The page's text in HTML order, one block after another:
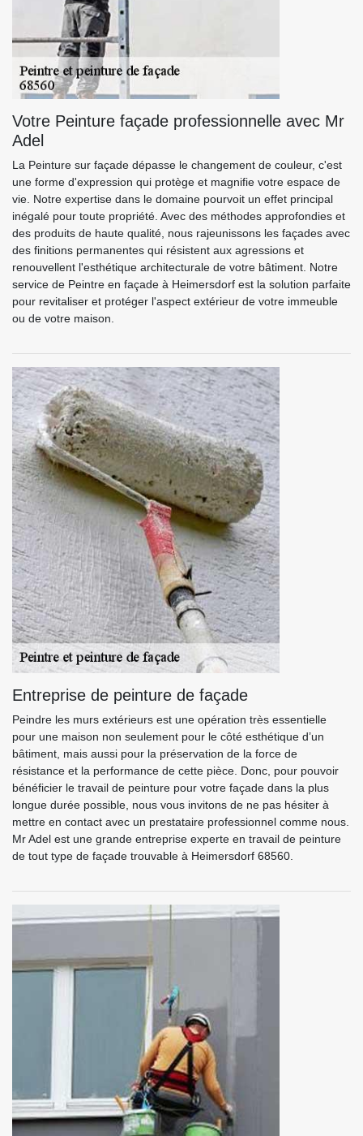
Votre Peinture façade professionnelle avec Mr
Adel
La Peinture sur façade dépasse le changement de couleur, c'est
une forme d'expression qui protège et magnifie votre espace de
vie. Notre expertise dans le domaine pourvoit un effet principal
inégalé pour toute propriété. Avec des méthodes approfondies et
des produits de haute qualité, nous rajeunissons les façades avec
des finitions permanentes qui résistent aux agressions et
renouvellent l'esthétique architecturale de votre bâtiment. Notre
service de Peintre en façade à Heimersdorf est la solution parfaite
pour revitaliser et protéger l'aspect extérieur de votre immeuble
ou de votre maison.
Entreprise de peinture de façade
Peindre les murs extérieurs est une opération très essentielle
pour une maison non seulement pour le côté esthétique d’un
bâtiment, mais aussi pour la préservation de la force de
résistance et la performance de cette pièce. Donc, pour pouvoir
bénéficier le travail de peinture pour votre façade dans la plus
longue durée possible, nous vous invitons de ne pas hésiter à
mettre en contact avec un prestataire professionnel comme nous.
Mr Adel est une grande entreprise experte en travail de peinture
de tout type de façade trouvable à Heimersdorf 68560.